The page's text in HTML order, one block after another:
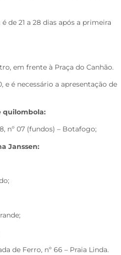
de 21 a 28 dias após a primeira
em frente à Praça do Canhão.
e é necessário a apresentação de
quilombola:
nº 07 (fundos) – Botafogo;
Janssen:
de Ferro, nº 66 – Praia Linda.